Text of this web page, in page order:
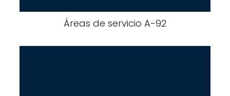
Áreas de servicio A-​​92